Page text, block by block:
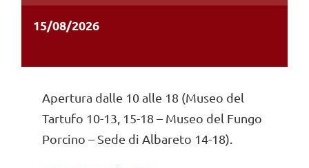
15/08/2026
Apertura dalle 10 alle 18 (Museo del
Tartufo 10-13, 15-18 – Museo del Fungo
Porcino – Sede di Albareto 14-18).